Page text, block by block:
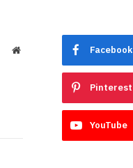
Website Facebook
Pinterest
YouTube